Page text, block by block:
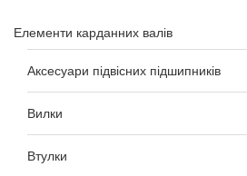
Елементи карданних валів
Аксесуари підвісних підшипників
Вилки
Втулки